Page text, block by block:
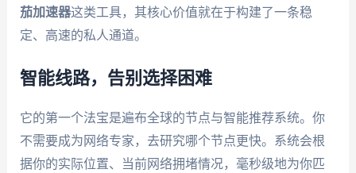
茄加速器这类工具，其核心价值就在于构建了一条稳
定、高速的私人通道。
智能线路，告别选择困难
它的第一个法宝是遍布全球的节点与智能推荐系统。你
不需要成为网络专家，去研究哪个节点更快。系统会根
据你的实际位置、当前网络拥堵情况，毫秒级地为你匹